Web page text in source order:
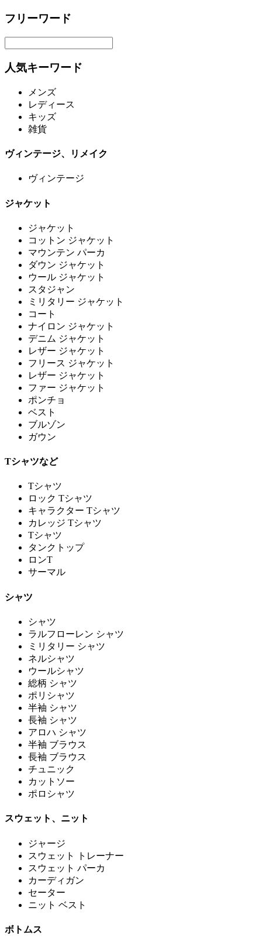
フリーワード
人気キーワード
メンズ
レディース
キッズ
雑貨
ヴィンテージ、リメイク
ヴィンテージ
ジャケット
ジャケット
コットン ジャケット
マウンテン パーカ
ダウン ジャケット
ウール ジャケット
スタジャン
ミリタリー ジャケット
コート
ナイロン ジャケット
デニム ジャケット
レザー ジャケット
フリース ジャケット
レザー ジャケット
ファー ジャケット
ポンチョ
ベスト
ブルゾン
ガウン
Tシャツなど
Tシャツ
ロック Tシャツ
キャラクター Tシャツ
カレッジ Tシャツ
Tシャツ
タンクトップ
ロンT
サーマル
シャツ
シャツ
ラルフローレン シャツ
ミリタリー シャツ
ネルシャツ
ウールシャツ
総柄 シャツ
ポリシャツ
半袖 シャツ
長袖 シャツ
アロハ シャツ
半袖 ブラウス
長袖 ブラウス
チュニック
カットソー
ポロシャツ
スウェット、ニット
ジャージ
スウェット トレーナー
スウェット パーカ
カーディガン
セーター
ニット ベスト
ボトムス